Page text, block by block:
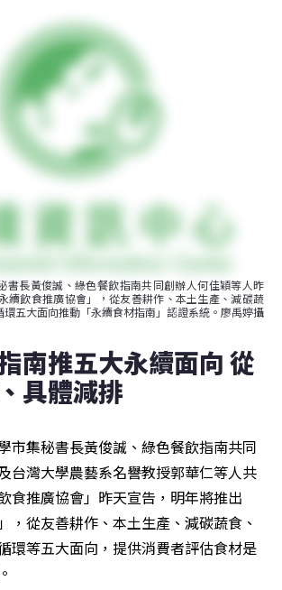
書長黃俊誠、綠色餐飲指南共同創辦人何佳穎等人昨
續飲食推廣協會」，從友善耕作、本土生產、減碳蔬
五大面向推動「永續食材指南」認證系統。廖禹婷攝
南推五大永續面向 從
具體減排
市集秘書長黃俊誠、綠色餐飲指南共同
台灣大學農藝系名譽教授郭華仁等人共
食推廣協會」昨天宣告，明年將推出
，從友善耕作、本土生產、減碳蔬食、
環等五大面向，提供消費者評估食材是